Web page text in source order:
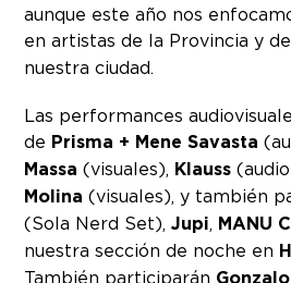
aunque este año nos
en artistas de la Provincia y de
nuestra ciudad.
Las performances
de Prisma + Mene Savasta
Massa (visuales), Klauss
Molina (visuales), y también
(Sola Nerd Set),Jupi, MANU C
nuestra sección de noche en
También participarán